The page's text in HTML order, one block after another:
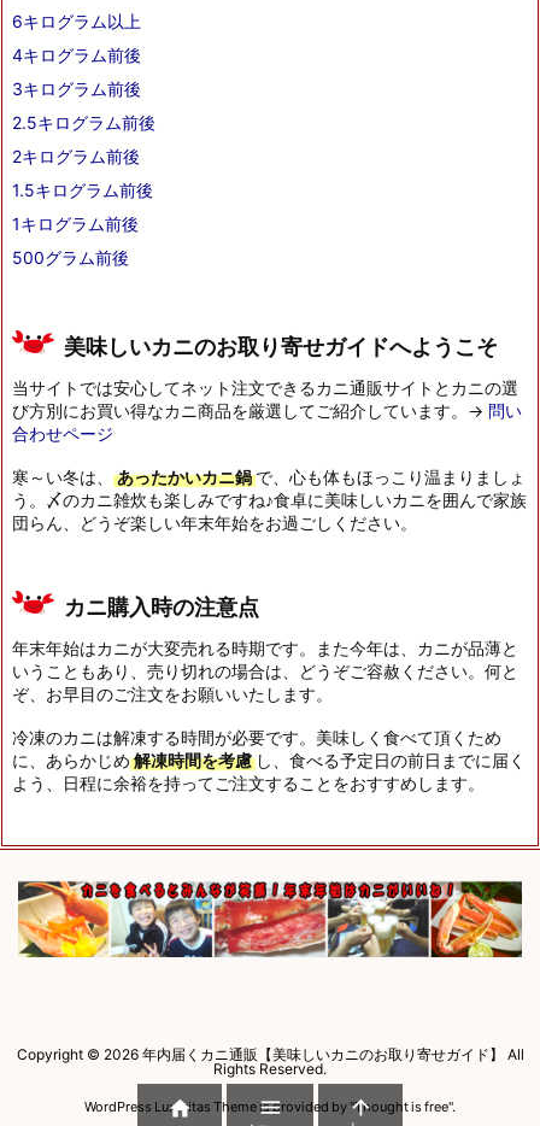
6キログラム以上
4キログラム前後
3キログラム前後
2.5キログラム前後
2キログラム前後
1.5キログラム前後
1キログラム前後
500グラム前後
美味しいカニのお取り寄せガイドへようこそ
当サイトでは安心してネット注文できるカニ通販サイトとカニの選
び方別にお買い得なカニ商品を厳選してご紹介しています。→ 問い
合わせページ
寒～い冬は、 あったかいカニ鍋で、心も体もほっこり温まりましょ
う。〆のカニ雑炊も楽しみですね♪食卓に美味しいカニを囲んで家族
団らん、どうぞ楽しい年末年始をお過ごしください。
カニ購入時の注意点
年末年始はカニが大変売れる時期です。また今年は、カニが品薄と
いうこともあり、売り切れの場合は、どうぞご容赦ください。何と
ぞ、お早目のご注文をお願いいたします。
冷凍のカニは解凍する時間が必要です。美味しく食べて頂くため
に、あらかじめ解凍時間を考慮し、食べる予定日の前日までに届く
よう、日程に余裕を持ってご注文することをおすすめします。
Copyright © 2026 年内届くカニ通販【美味しいカニのお取り寄せガイド】
All
Rights Reserved.
WordPress Luxeritas Theme is provided by "Thought is free".
  